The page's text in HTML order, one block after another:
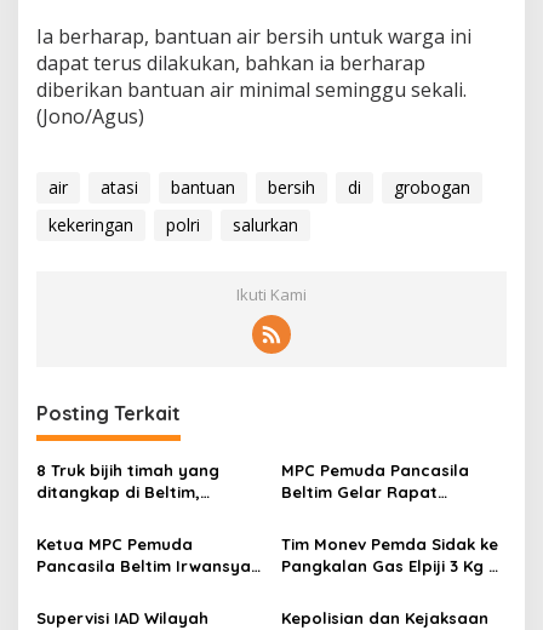
Ia berharap, bantuan air bersih untuk warga ini
dapat terus dilakukan, bahkan ia berharap
diberikan bantuan air minimal seminggu sekali.
(Jono/Agus)
air atasi bantuan bersih di
grobogan
kekeringan
polri salurkan
Ikuti Kami
Posting Terkait
8 Truk bijih timah yang
ditangkap di Beltim,
Beltim
MPC Pemuda Pancasila
Beltim Gelar Rapat
Pemberdayaan Anggota di
Bidang UMKM
Ketua MPC Pemuda
Pancasila Beltim Irwansyah
TNI Polri Dan Serukan
Tim Monev Pemda Sidak ke
Pangkalan Gas Elpiji 3 Kg di
Supervisi IAD Wilayah
Kepolisian dan Kejaksaan